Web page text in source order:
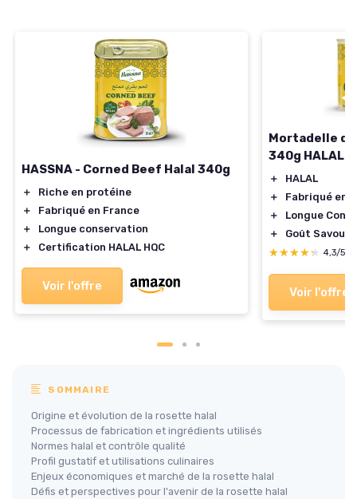
HASSNA - Corned Beef Halal 340g
＋
Riche en protéine
＋
Fabriqué en France
＋
Longue conservation
＋
Certification HALAL HQC
Voir l'offre
Mortadelle de
340g HALAL
＋
HALAL
＋
Fabriqué en
＋
Longue
＋
Goût
★★★★★
★★★★★ 4,3/5
Voir l'offre
SOMMAIRE
Origine et évolution de la rosette halal
Processus de fabrication et ingrédients utilisés
Normes halal et contrôle qualité
Profil gustatif et utilisations culinaires
Enjeux économiques et marché de la rosette halal
Défis et perspectives pour l'avenir de la rosette halal